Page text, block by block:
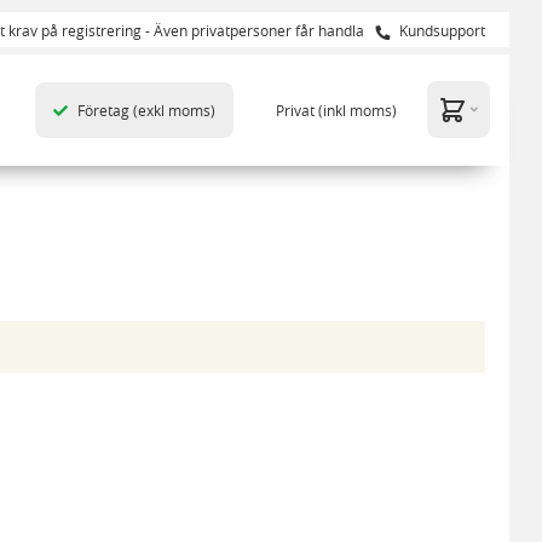
krav på registrering - Även privatpersoner får handla Kundsupport
Företag(exkl moms) Privat(inkl moms)